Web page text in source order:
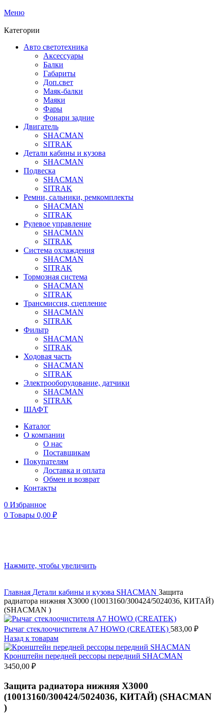
Меню
Категории
Авто светотехника
Аксессуары
Балки
Габариты
Доп.свет
Маяк-балки
Маяки
Фары
Фонари задние
Двигатель
SHACMAN
SITRAK
Детали кабины и кузова
SHACMAN
Подвеска
SHACMAN
SITRAK
Ремни, сальники, ремкомплекты
SHACMAN
SITRAK
Рулевое управление
SHACMAN
SITRAK
Система охлаждения
SHACMAN
SITRAK
Тормозная система
SHACMAN
SITRAK
Трансмиссия, сцепление
SHACMAN
SITRAK
Фильтр
SHACMAN
SITRAK
Ходовая часть
SHACMAN
SITRAK
Электрооборудование, датчики
SHACMAN
SITRAK
ШАФТ
Каталог
О компании
О нас
Поставщикам
Покупателям
Доставка и оплата
Обмен и возврат
Контакты
0 Избранное
0 Товары 0,00 ₽
Нажмите, чтобы увеличить
Главная Детали кабины и кузова SHACMAN Защита
радиатора нижняя X3000 (10013160/300424/5024036, КИТАЙ)
(SHACMAN )
Рычаг стеклоочистителя A7 HOWO (CREATEK) 583,00 ₽
Назад к товарам
Кронштейн передней рессоры передний SHACMAN
3450,00 ₽
Защита радиатора нижняя X3000
(10013160/300424/5024036, КИТАЙ) (SHACMAN
)